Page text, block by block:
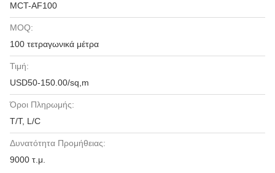
MCT-AF100
MOQ:
100 τετραγωνικά μέτρα
Τιμή:
USD50-150.00/sq,m
Όροι Πληρωμής:
T/T, L/C
Δυνατότητα Προμήθειας:
9000 τ.μ.